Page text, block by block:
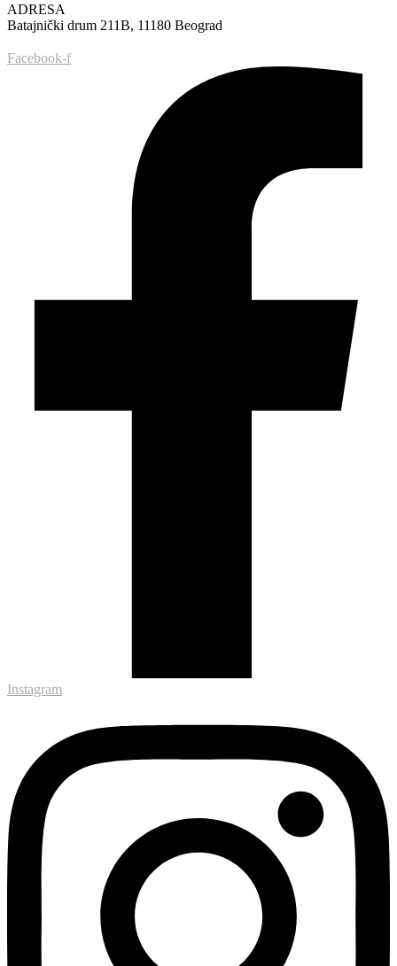
ADRESA
Batajnički drum 211B, 11180 Beograd
Facebook-f
Instagram